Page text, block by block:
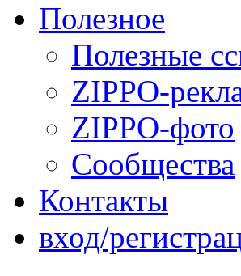
Полезное
Полезные
ZIPPO-
ZIPPO-фото
Сообщества
Контакты
вход/